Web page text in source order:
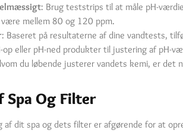
: Brug teststrips til at måle pH-
mellem 80 og 120 ppm.
: Baseret på resultaterne af dine vandtests,
eller pH-ned produkter til justering af pH-
du løbende justerer vandets kemi, er
Spa Og Filter
af dit spa og dets filter er afgørende for at